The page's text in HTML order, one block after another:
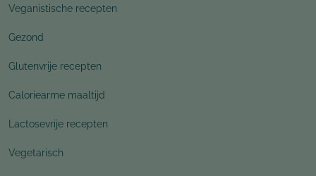
Veganistische recepten
Gezond
Glutenvrije recepten
Caloriearme maaltijd
Lactosevrije recepten
Vegetarisch